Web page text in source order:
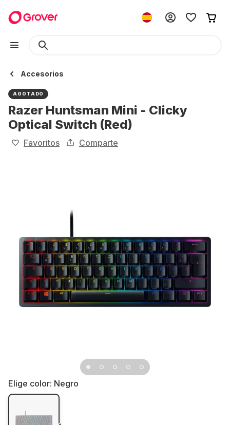
Accesorios
AGOTADO
Razer Huntsman Mini - Clicky
Optical Switch (Red)
Favoritos Comparte
Elige color: Negro